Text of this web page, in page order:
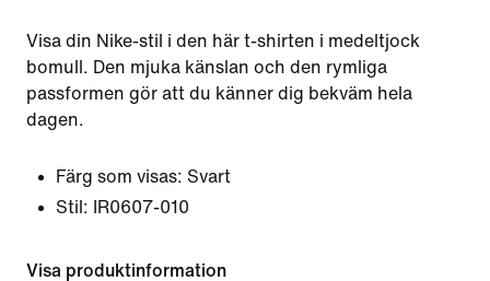
Visa din Nike-stil i den här t-shirten i medeltjock
bomull. Den mjuka känslan och den rymliga
passformen gör att du känner dig bekväm hela
dagen.
Färg som visas: Svart
Stil:
IR0607-010
Visa produktinformation